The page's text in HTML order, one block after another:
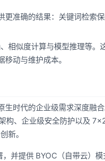
更准确的结果：关键词检索
相似度计算与模型推理等。
动与维护成本。
时代的企业级需求深度融合
构、企业级安全防护以及
新。
并提供 BYOC（自带云）模